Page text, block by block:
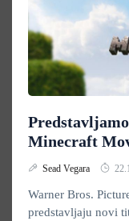
Minecraft
Sead Vegara
Warner Bros.
predstavljaju novi